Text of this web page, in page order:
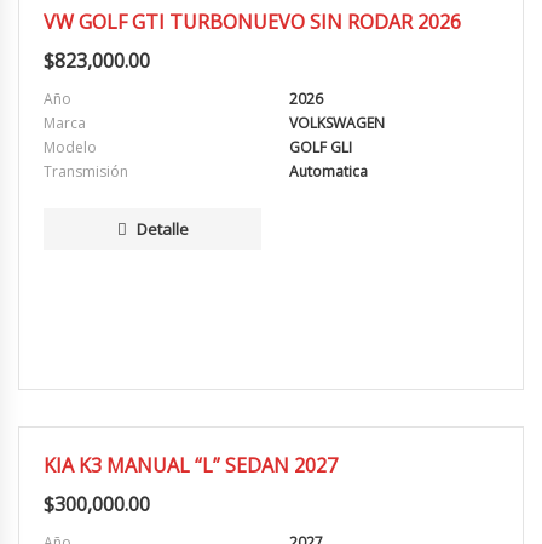
EXCELENTE
VW GOLF GTI TURBONUEVO SIN RODAR 2026
$823,000.00
Año
2026
Marca
VOLKSWAGEN
Modelo
GOLF GLI
Transmisión
Automatica
Detalle
EXCELENTE
KIA K3 MANUAL “L” SEDAN 2027
$300,000.00